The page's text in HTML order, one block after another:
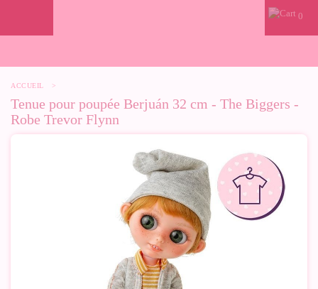
0
ACCUEIL >
Tenue pour poupée Berjuán 32 cm - The Biggers -
Robe Trevor Flynn